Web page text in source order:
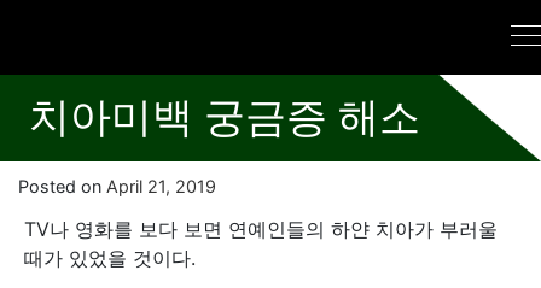
치아미백 궁금증 해소
Posted on April 21, 2019
TV나 영화를 보다 보면 연예인들의 하얀 치아가 부러울
때가 있었을 것이다.